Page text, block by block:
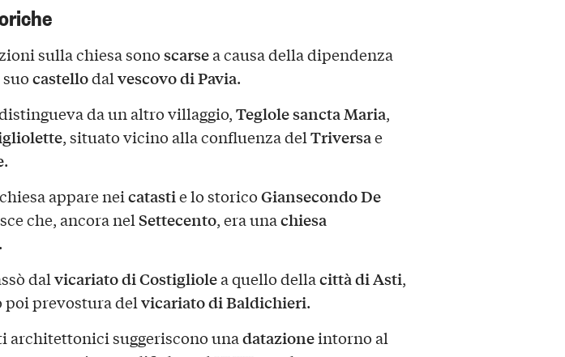
sulla chiesa sonoscarsea causa della dipendenza
castellodalvescovo di Pavia.
da un altro villaggio,Teglole sancta Maria,
, situato vicino alla confluenza delTriversae
.
appare neicatastie lo storicoGiansecondo De
che, ancora nelSettecento, era unachiesa
dalvicariato di Costigliolea quello dellacittà di Asti,
prevostura delvicariato di Baldichieri.
architettonici suggeriscono unadatazioneintorno al